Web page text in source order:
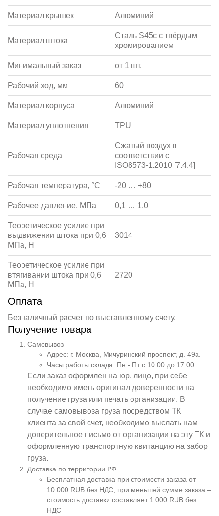
Материал крышек Алюминий
Материал штока
Сталь S45c с твёрдым
хромированием
Минимальный заказ от 1 шт.
Рабочий ход, мм 60
Материал корпуса Алюминий
Материал уплотнения TPU
Рабочая среда
Сжатый воздух в
соответствии с
ISO8573-1:2010 [7:4:4]
Рабочая температура, °С -20 … +80
Рабочее давление, МПа 0,1 … 1,0
Теоретическое усилие при
выдвижении штока при 0,6
МПа, Н
3014
Теоретическое усилие при
втягивании штока при 0,6
МПа, Н
2720
Оплата
Безналичный расчет по выставленному счету.
Получение товара
Самовывоз
Адрес: г. Москва, Мичуринский проспект, д. 49а.
Часы работы склада: Пн - Пт с 10:00 до 17:00.
Если заказ оформлен на юр. лицо, при себе
необходимо иметь оригинал доверенности на
получение груза или печать организации. В
случае самовывоза груза посредством ТК
клиента за свой счет, необходимо выслать нам
доверительное письмо от организации на эту ТК и
оформленную транспортную квитанцию на забор
груза.
Доставка по территории РФ
Бесплатная доставка при стоимости заказа от
10.000 RUB без НДС, при меньшей сумме заказа –
стоимость доставки составляет 1.000 RUB без
НДС